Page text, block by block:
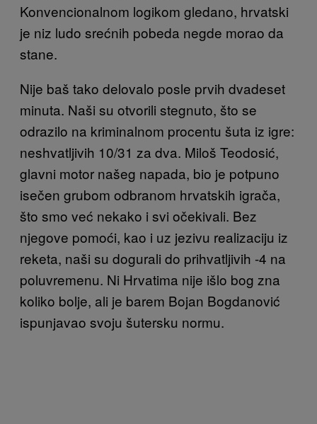
Konvencionalnom logikom gledano, hrvatski
je niz ludo srećnih pobeda negde morao da
stane.
Nije baš tako delovalo posle prvih dvadeset
minuta. Naši su otvorili stegnuto, što se
odrazilo na kriminalnom procentu šuta iz igre:
neshvatljivih 10/31 za dva. Miloš Teodosić,
glavni motor našeg napada, bio je potpuno
isečen grubom odbranom hrvatskih igrača,
što smo već nekako i svi očekivali. Bez
njegove pomoći, kao i uz jezivu realizaciju iz
reketa, naši su dogurali do prihvatljivih -4 na
poluvremenu. Ni Hrvatima nije išlo bog zna
koliko bolje, ali je barem Bojan Bogdanović
ispunjavao svoju šutersku normu.